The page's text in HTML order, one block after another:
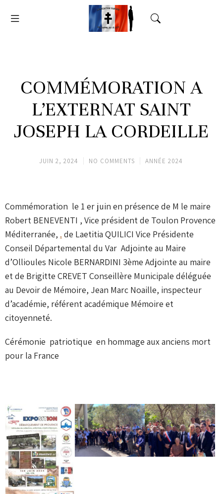
COMMÉMORATION A
L’EXTERNAT SAINT
JOSEPH LA CORDEILLE
JUIN 2, 2024 NO COMMENTS ANNÉE 2024
Commémoration le 1 er juin en présence de M le maire
Robert BENEVENTI , Vice président de Toulon Provence
Méditerranée, . de Laetitia QUILICI Vice Présidente
Conseil Départemental du Var Adjointe au Maire
d’Ollioules Nicole BERNARDINI 3ème Adjointe au maire
et de Brigitte CREVET Conseillère Municipale déléguée
au Devoir de Mémoire, Jean Marc Noaille, inspecteur
d’académie, référent académique Mémoire et
citoyenneté.
Cérémonie patriotique en hommage aux anciens mort
pour la France